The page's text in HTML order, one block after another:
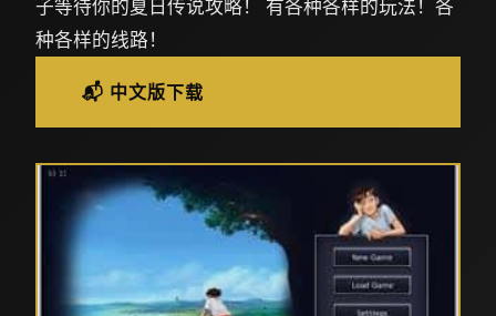
子等待你的夏日传说攻略！ 有各种各样的玩法！各
种各样的线路！
📬 中文版下载